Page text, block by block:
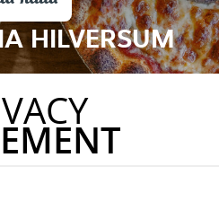
HILVERSUM